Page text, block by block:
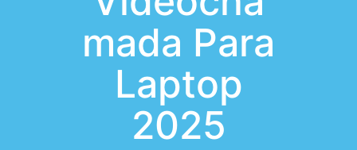
mada Para
Laptop
2025